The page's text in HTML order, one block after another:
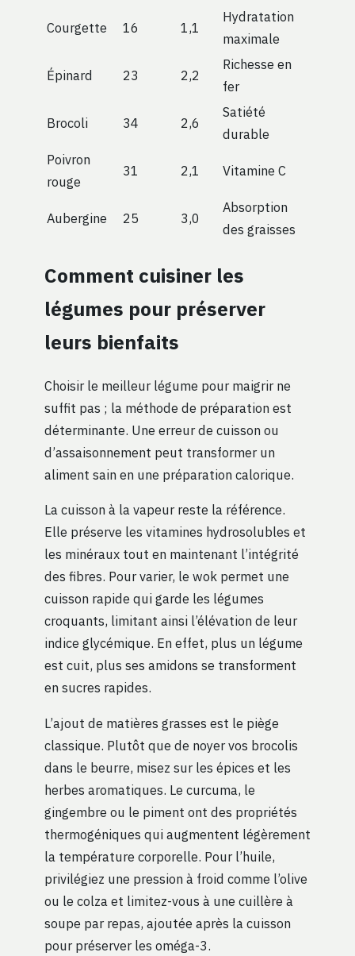
Courgette 16 1,1
Hydratation
maximale
Épinard 23 2,2
Richesse en
fer
Brocoli 34 2,6
Satiété
durable
Poivron
rouge
31 2,1 Vitamine C
Aubergine 25 3,0
Absorption
des graisses
Comment cuisiner les
légumes pour préserver
leurs bienfaits
Choisir le meilleur légume pour maigrir ne
suffit pas ; la méthode de préparation est
déterminante. Une erreur de cuisson ou
d’assaisonnement peut transformer un
aliment sain en une préparation calorique.
La cuisson à la vapeur reste la référence.
Elle préserve les vitamines hydrosolubles et
les minéraux tout en maintenant l’intégrité
des fibres. Pour varier, le wok permet une
cuisson rapide qui garde les légumes
croquants, limitant ainsi l’élévation de leur
indice glycémique. En effet, plus un légume
est cuit, plus ses amidons se transforment
en sucres rapides.
L’ajout de matières grasses est le piège
classique. Plutôt que de noyer vos brocolis
dans le beurre, misez sur les épices et les
herbes aromatiques. Le curcuma, le
gingembre ou le piment ont des propriétés
thermogéniques qui augmentent légèrement
la température corporelle. Pour l’huile,
privilégiez une pression à froid comme l’olive
ou le colza et limitez-vous à une cuillère à
soupe par repas, ajoutée après la cuisson
pour préserver les oméga-3.